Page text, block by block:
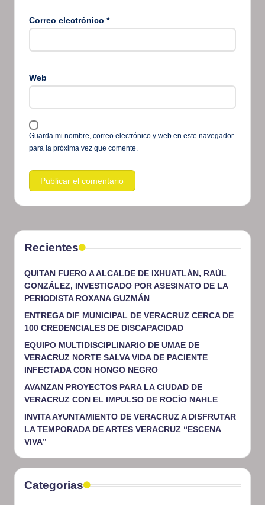
Correo electrónico *
Web
Guarda mi nombre, correo electrónico y web en este navegador
para la próxima vez que comente.
Recientes
QUITAN FUERO A ALCALDE DE IXHUATLÁN, RAÚL
GONZÁLEZ, INVESTIGADO POR ASESINATO DE LA
PERIODISTA ROXANA GUZMÁN
ENTREGA DIF MUNICIPAL DE VERACRUZ CERCA DE
100 CREDENCIALES DE DISCAPACIDAD
EQUIPO MULTIDISCIPLINARIO DE UMAE DE
VERACRUZ NORTE SALVA VIDA DE PACIENTE
INFECTADA CON HONGO NEGRO
AVANZAN PROYECTOS PARA LA CIUDAD DE
VERACRUZ CON EL IMPULSO DE ROCÍO NAHLE
INVITA AYUNTAMIENTO DE VERACRUZ A DISFRUTAR
LA TEMPORADA DE ARTES VERACRUZ “ESCENA
VIVA”
Categorias